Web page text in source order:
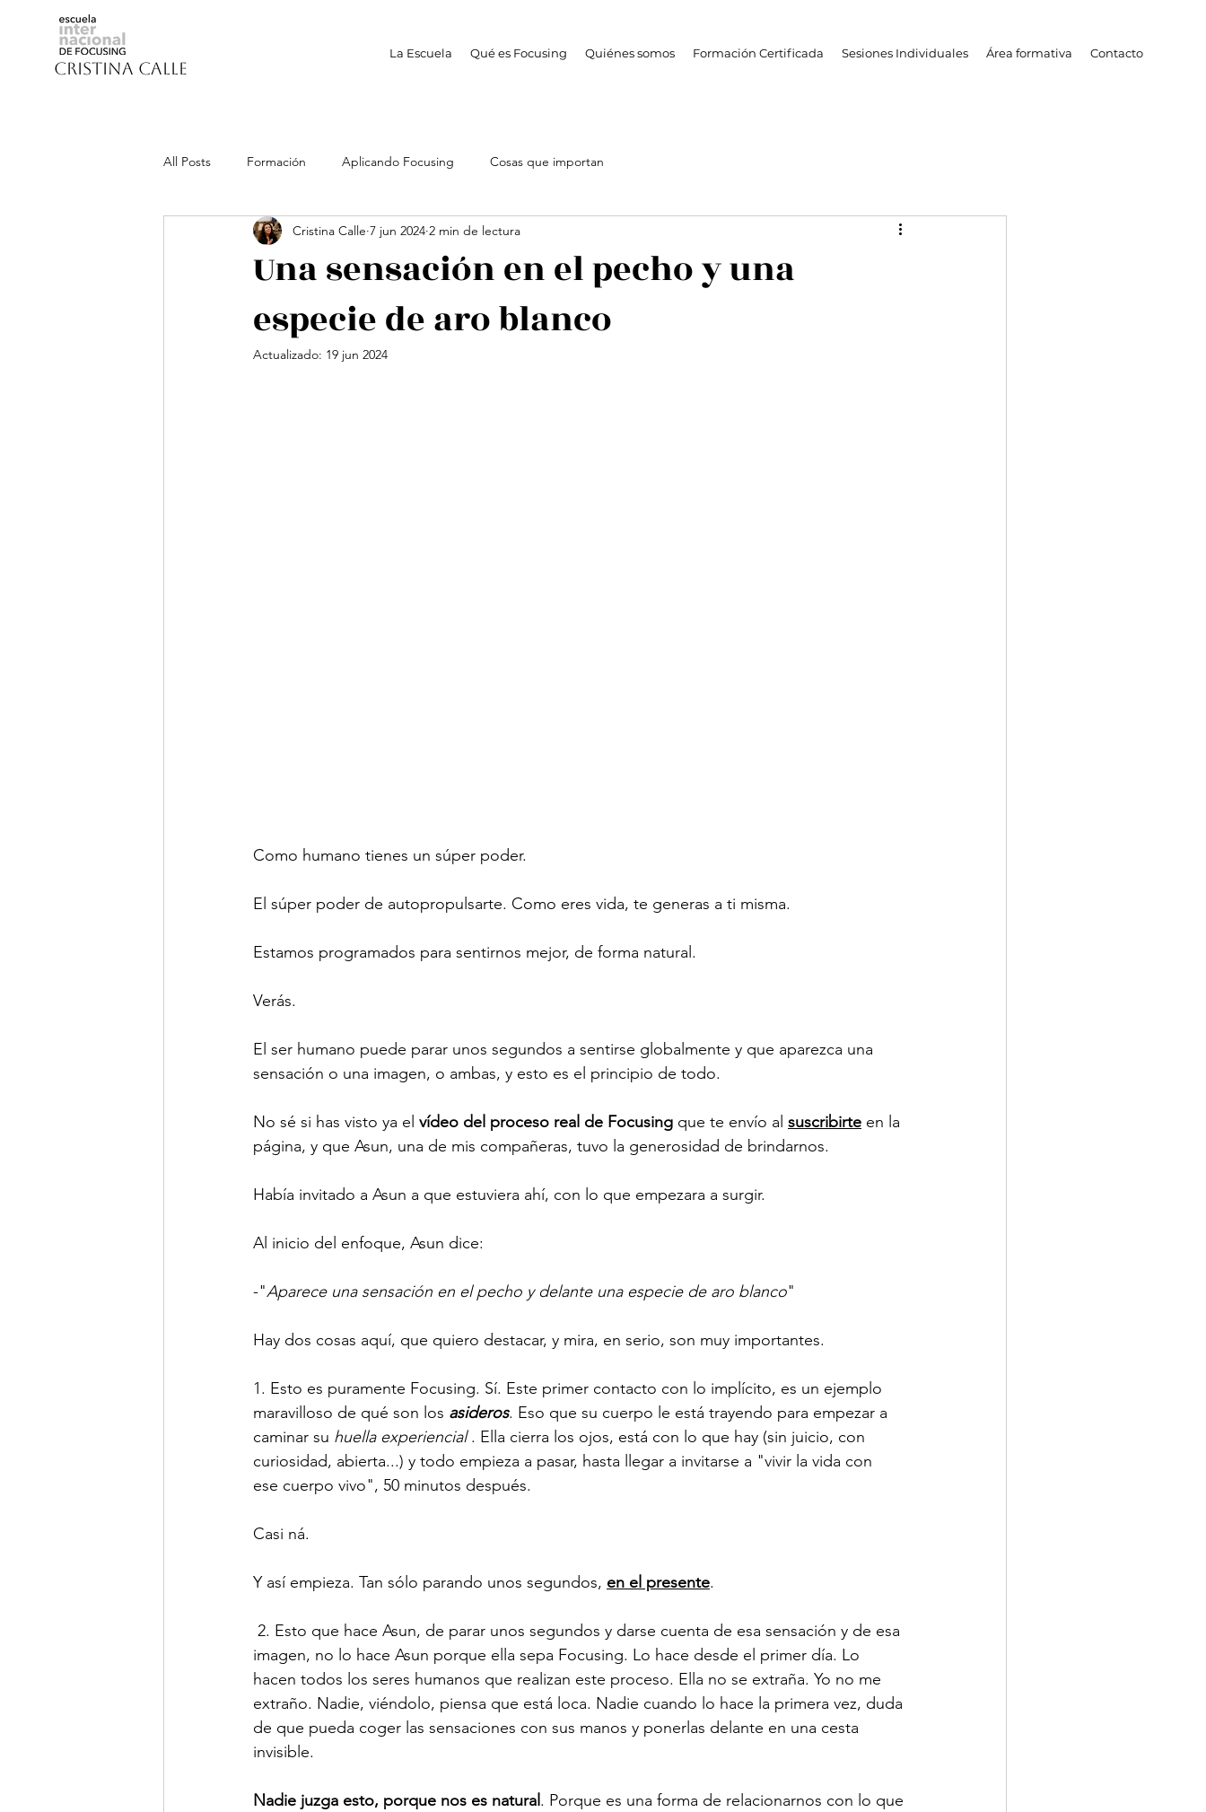
CRISTINA CALLE
La Escuela Qué es Focusing Quiénes somos Formación Certificada Sesiones Individuales Área formativa Contacto
All Posts Formación Aplicando Focusing Cosas que importan
Una sensación en el pecho y una
especie de aro blanco
Cristina Calle 7 jun 2024 2 min de lectura
Actualizado: 19 jun 2024
Como humano tienes un súper poder.
El súper poder de autopropulsarte. Como eres vida, te generas a ti misma.
Estamos programados para sentirnos mejor, de forma natural.
Verás.
El ser humano puede parar unos segundos a sentirse globalmente y que aparezca una
sensación o una imagen, o ambas, y esto es el principio de todo.
No sé si has visto ya el vídeo del proceso real de Focusing que te envío al suscribirte en la
página, y que Asun, una de mis compañeras, tuvo la generosidad de brindarnos.
Había invitado a Asun a que estuviera ahí, con lo que empezara a surgir.
Al inicio del enfoque, Asun dice:
-"Aparece una sensación en el pecho y delante una especie de aro blanco"
Hay dos cosas aquí, que quiero destacar, y mira, en serio, son muy importantes.
1. Esto es puramente Focusing. Sí. Este primer contacto con lo implícito, es un ejemplo
maravilloso de qué son los asideros. Eso que su cuerpo le está trayendo para empezar a
caminar su huella experiencial . Ella cierra los ojos, está con lo que hay (sin juicio, con
curiosidad, abierta...) y todo empieza a pasar, hasta llegar a invitarse a "vivir la vida con
ese cuerpo vivo", 50 minutos después.
Casi ná.
Y así empieza. Tan sólo parando unos segundos, en el presente.
2. Esto que hace Asun, de parar unos segundos y darse cuenta de esa sensación y de esa
imagen, no lo hace Asun porque ella sepa Focusing. Lo hace desde el primer día. Lo
hacen todos los seres humanos que realizan este proceso. Ella no se extraña. Yo no me
extraño. Nadie, viéndolo, piensa que está loca. Nadie cuando lo hace la primera vez, duda
de que pueda coger las sensaciones con sus manos y ponerlas delante en una cesta
invisible.
Nadie juzga esto, porque nos es natural . Porque es una forma de relacionarnos con lo que